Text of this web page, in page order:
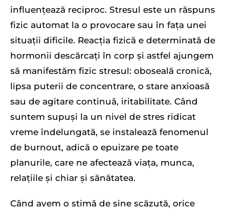
influențează reciproc. Stresul este un răspuns
fizic automat la o provocare sau în fața unei
situații dificile. Reacția fizică e determinată de
hormonii descărcați în corp și astfel ajungem
să manifestăm fizic stresul: oboseală cronică,
lipsa puterii de concentrare, o stare anxioasă
sau de agitare continuă, iritabilitate. Când
suntem supuși la un nivel de stres ridicat
vreme îndelungată, se instalează fenomenul
de burnout, adică o epuizare pe toate
planurile, care ne afectează viața, munca,
relațiile și chiar și sănătatea.
Când avem o stimă de sine scăzută, orice